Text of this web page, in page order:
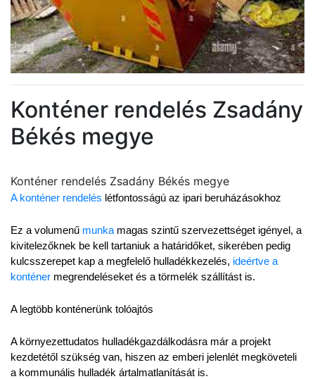
Konténer rendelés Zsadány
Békés megye
Konténer rendelés Zsadány Békés megye
A konténer rendelés létfontosságú az ipari beruházásokhoz
Ez a volumenű munka magas szintű szervezettséget igényel, a
kivitelezőknek be kell tartaniuk a határidőket, sikerében pedig
kulcsszerepet kap a megfelelő hulladékkezelés, ideértve a
konténer megrendeléseket és a törmelék szállítást is.
A legtöbb konténerünk tolóajtós
A környezettudatos hulladékgazdálkodásra már a projekt
kezdetétől szükség van, hiszen az emberi jelenlét megköveteli
a kommunális hulladék ártalmatlanítását is.